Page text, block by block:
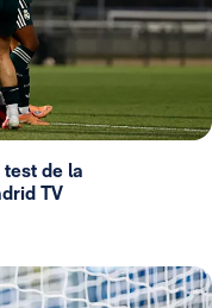
de la
TV